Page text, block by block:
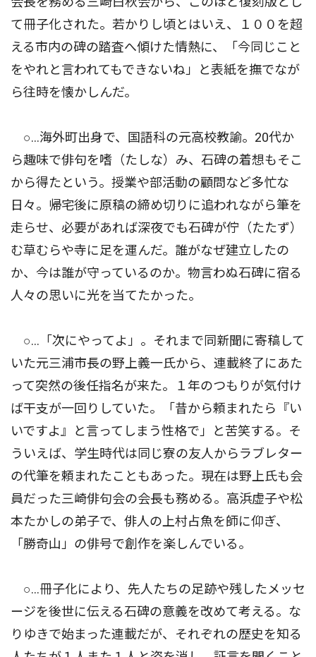
て冊子化された。若かりし頃とはいえ、１００を超
える市内の碑の踏査へ傾けた情熱に、「今同じこと
をやれと言われてもできないね」と表紙を撫でなが
ら往時を懐かしんだ。
○…海外町出身で、国語科の元高校教諭。20代か
ら趣味で俳句を嗜（たしな）み、石碑の着想もそこ
から得たという。授業や部活動の顧問など多忙な
日々。帰宅後に原稿の締め切りに追われながら筆を
走らせ、必要があれば深夜でも石碑が佇（たたず）
む草むらや寺に足を運んだ。誰がなぜ建立したの
か、今は誰が守っているのか。物言わぬ石碑に宿る
人々の思いに光を当てたかった。
○…「次にやってよ」。それまで同新聞に寄稿して
いた元三浦市長の野上義一氏から、連載終了にあた
って突然の後任指名が来た。１年のつもりが気付け
ば干支が一回りしていた。「昔から頼まれたら『い
いですよ』と言ってしまう性格で」と苦笑する。そ
ういえば、学生時代は同じ寮の友人からラブレター
の代筆を頼まれたこともあった。現在は野上氏も会
員だった三崎俳句会の会長も務める。高浜虚子や松
本たかしの弟子で、俳人の上村占魚を師に仰ぎ、
「勝奇山」の俳号で創作を楽しんでいる。
○…冊子化により、先人たちの足跡や残したメッセ
ージを後世に伝える石碑の意義を改めて考える。な
りゆきで始まった連載だが、それぞれの歴史を知る